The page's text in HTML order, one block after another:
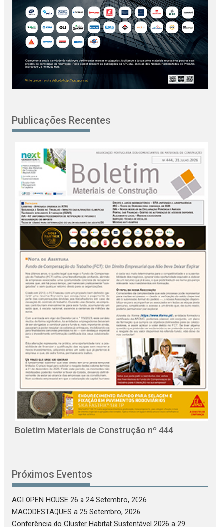
Publicações Recentes
Boletim Materiais de Construção nº 444
Próximos Eventos
AGI OPEN HOUSE 26 a 24 Setembro, 2026
MACODESTAQUES a 25 Setembro, 2026
Conferência do Cluster Habitat Sustentável 2026 a 29